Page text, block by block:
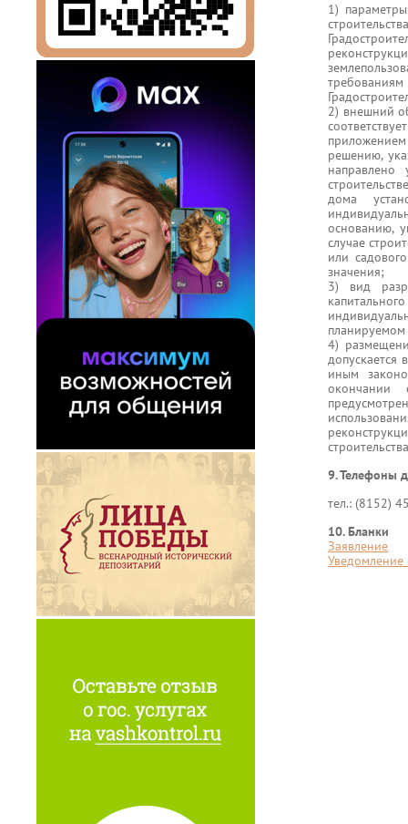
1)
2) внешний
решению,
направлено
дома
основанию,
случае
или
значения;
3) вид
планируемом
4)
допускается
иным
окончании
9. Телефоны
тел.: (8152)
10. Бланки
Заявление
Уведомление